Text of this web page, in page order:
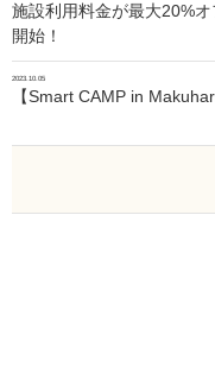
施設利用料金が最大20%オ
開始！
2023.10.05
【Smart CAMP in